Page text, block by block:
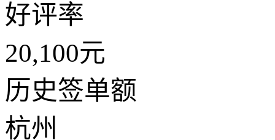
好评率
20,100元
历史签单额
杭州